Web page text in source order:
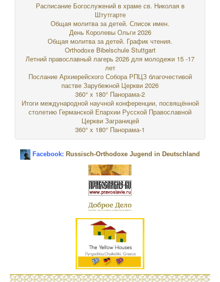
Расписание Богослужений в храме св. Николая в
Штутгарте
Общая молитва за детей. Список имен.
День Королевы Ольги 2026
Общая молитва за детей. График чтения.
Orthodoxe Bibelschule Stuttgart
Летний православный лагерь 2026 для молодежи 15 -17
лет
Послание Архиерейского Собора РПЦЗ благочестивой
пастве Зарубежной Церкви 2026
360° x 180° Панорама-2
Итоги международной научной конференции, посвящённой
столетию Германской Епархии Русской Православной
Церкви Заграницей
360° x 180° Панорама-1
Facebook: Russisch-Orthodoxe Jugend in Deutschland